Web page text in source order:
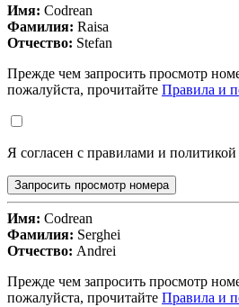
Имя: Codrean
Фамилия: Raisa
Отчество: Stefan
Прежде чем запросить просмотр
пожалуйста, прочитайте Правила и
Я согласен с правилами и политикой
Запросить просмотр номера
Имя: Codrean
Фамилия: Serghei
Отчество: Andrei
Прежде чем запросить просмотр
пожалуйста, прочитайте Правила и